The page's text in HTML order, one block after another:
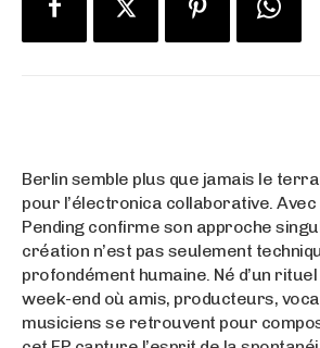
Berlin semble plus que jamais le
pour l’électronica collaborative. Avec
Pending confirme son approche
création n’est pas seulement
profondément humaine. Né d’un
week-end où amis, producteurs,
musiciens se retrouvent pour